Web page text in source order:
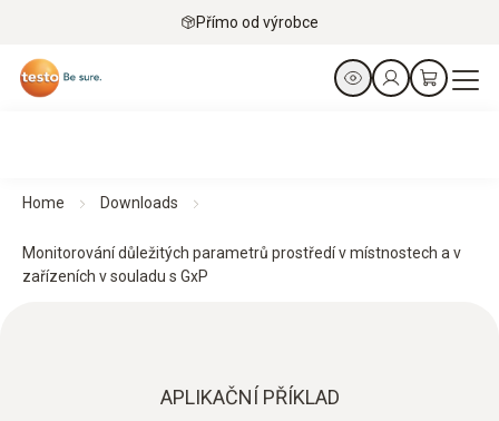
Přímo od výrobce
Home Downloads
Monitorování důležitých parametrů prostředí v místnostech a v
zařízeních v souladu s GxP
APLIKAČNÍ PŘÍKLAD